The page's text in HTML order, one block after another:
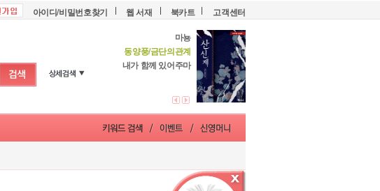
아이디/비밀번호찾기 웹 서재 북카트 고객센터
마뇽
동양풍/금단의관계
내가 함께 있어주마